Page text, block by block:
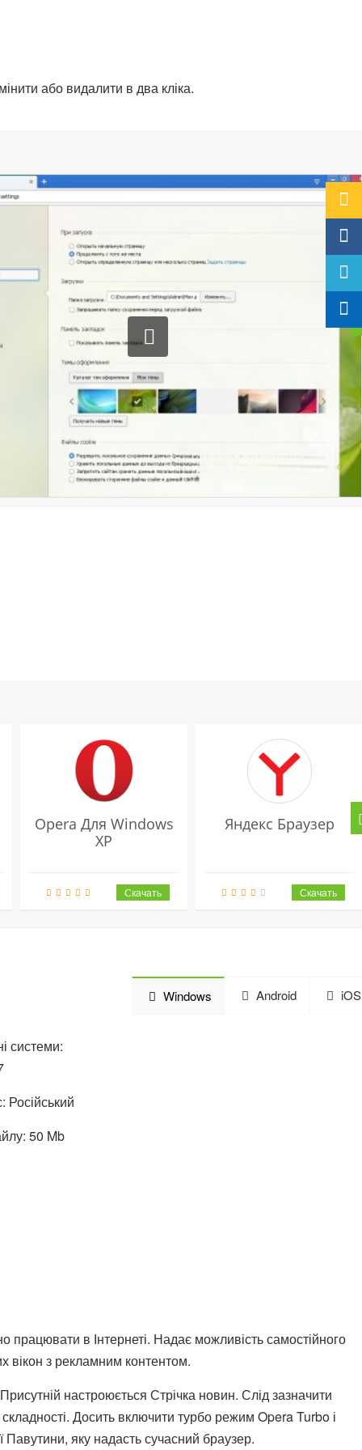
або видалити в два кліка.
Opera Для Windows
XP
Яндекс Браузер
Windows Android iOS
системи:
Російський
50 Mb
в Інтернеті. Надає можливість самостійного
вікон з рекламним контентом.
настроюється Стрічка новин. Слід зазначити
Досить включити турбо режим Opera Turbo і
яку надасть сучасний браузер.